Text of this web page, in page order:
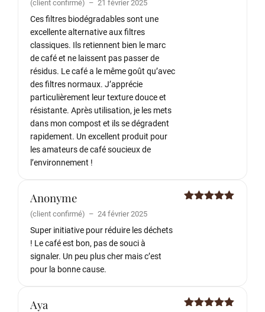
(client confirmé) – 21 février 2025
Ces filtres biodégradables sont une
excellente alternative aux filtres
classiques. Ils retiennent bien le marc
de café et ne laissent pas passer de
résidus. Le café a le même goût qu’avec
des filtres normaux. J’apprécie
particulièrement leur texture douce et
résistante. Après utilisation, je les mets
dans mon compost et ils se dégradent
rapidement. Un excellent produit pour
les amateurs de café soucieux de
l’environnement !
Anonyme
(client confirmé) – 24 février 2025
Super initiative pour réduire les déchets
! Le café est bon, pas de souci à
signaler. Un peu plus cher mais c’est
pour la bonne cause.
Aya